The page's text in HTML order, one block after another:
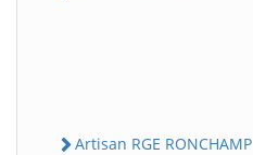
Artisan RGE RONCHAMP